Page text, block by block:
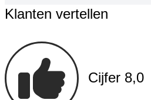
Klanten vertellen
Cijfer 8,0